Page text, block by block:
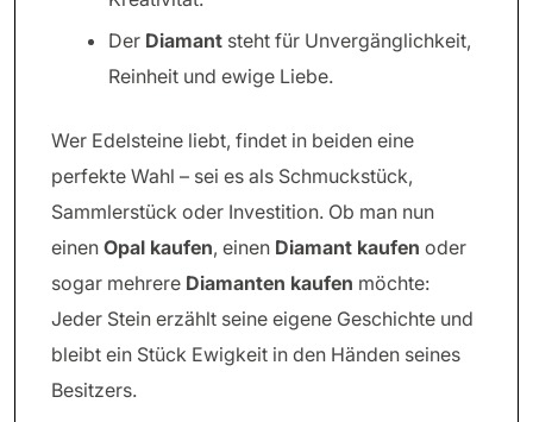
Der Diamant steht für Unvergänglichkeit,
Reinheit und ewige Liebe.
Wer Edelsteine liebt, findet in beiden eine
perfekte Wahl – sei es als Schmuckstück,
Sammlerstück oder Investition. Ob man nun
einen Opal kaufen, einen Diamant kaufen oder
sogar mehrere Diamanten kaufen möchte:
Jeder Stein erzählt seine eigene Geschichte und
bleibt ein Stück Ewigkeit in den Händen seines
Besitzers.